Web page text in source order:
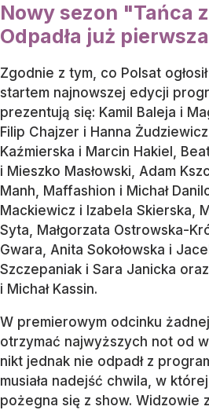
Nowy sezon "Tańca
Odpadła już
Zgodnie z tym, co Polsat
startem najnowszej edycji
prezentują się: Kamil Baleja i
Filip Chajzer i Hanna
Kaźmierska i Marcin Hakiel,
i Mieszko Masłowski, Adam
Manh, Maffashion i Michał
Mackiewicz i Izabela Skierska,
Syta, Małgorzata Ostrowska-
Gwara, Anita Sokołowska i
Szczepaniak i Sara Janicka
i Michał Kassin.
W premierowym odcinku
otrzymać najwyższych not od
nikt jednak nie odpadł z
musiała nadejść chwila, w
pożegna się z show. Widzowie